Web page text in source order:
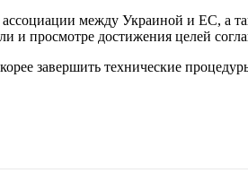
между Украиной и ЕС, а
и просмотре достижения целей
завершить технические